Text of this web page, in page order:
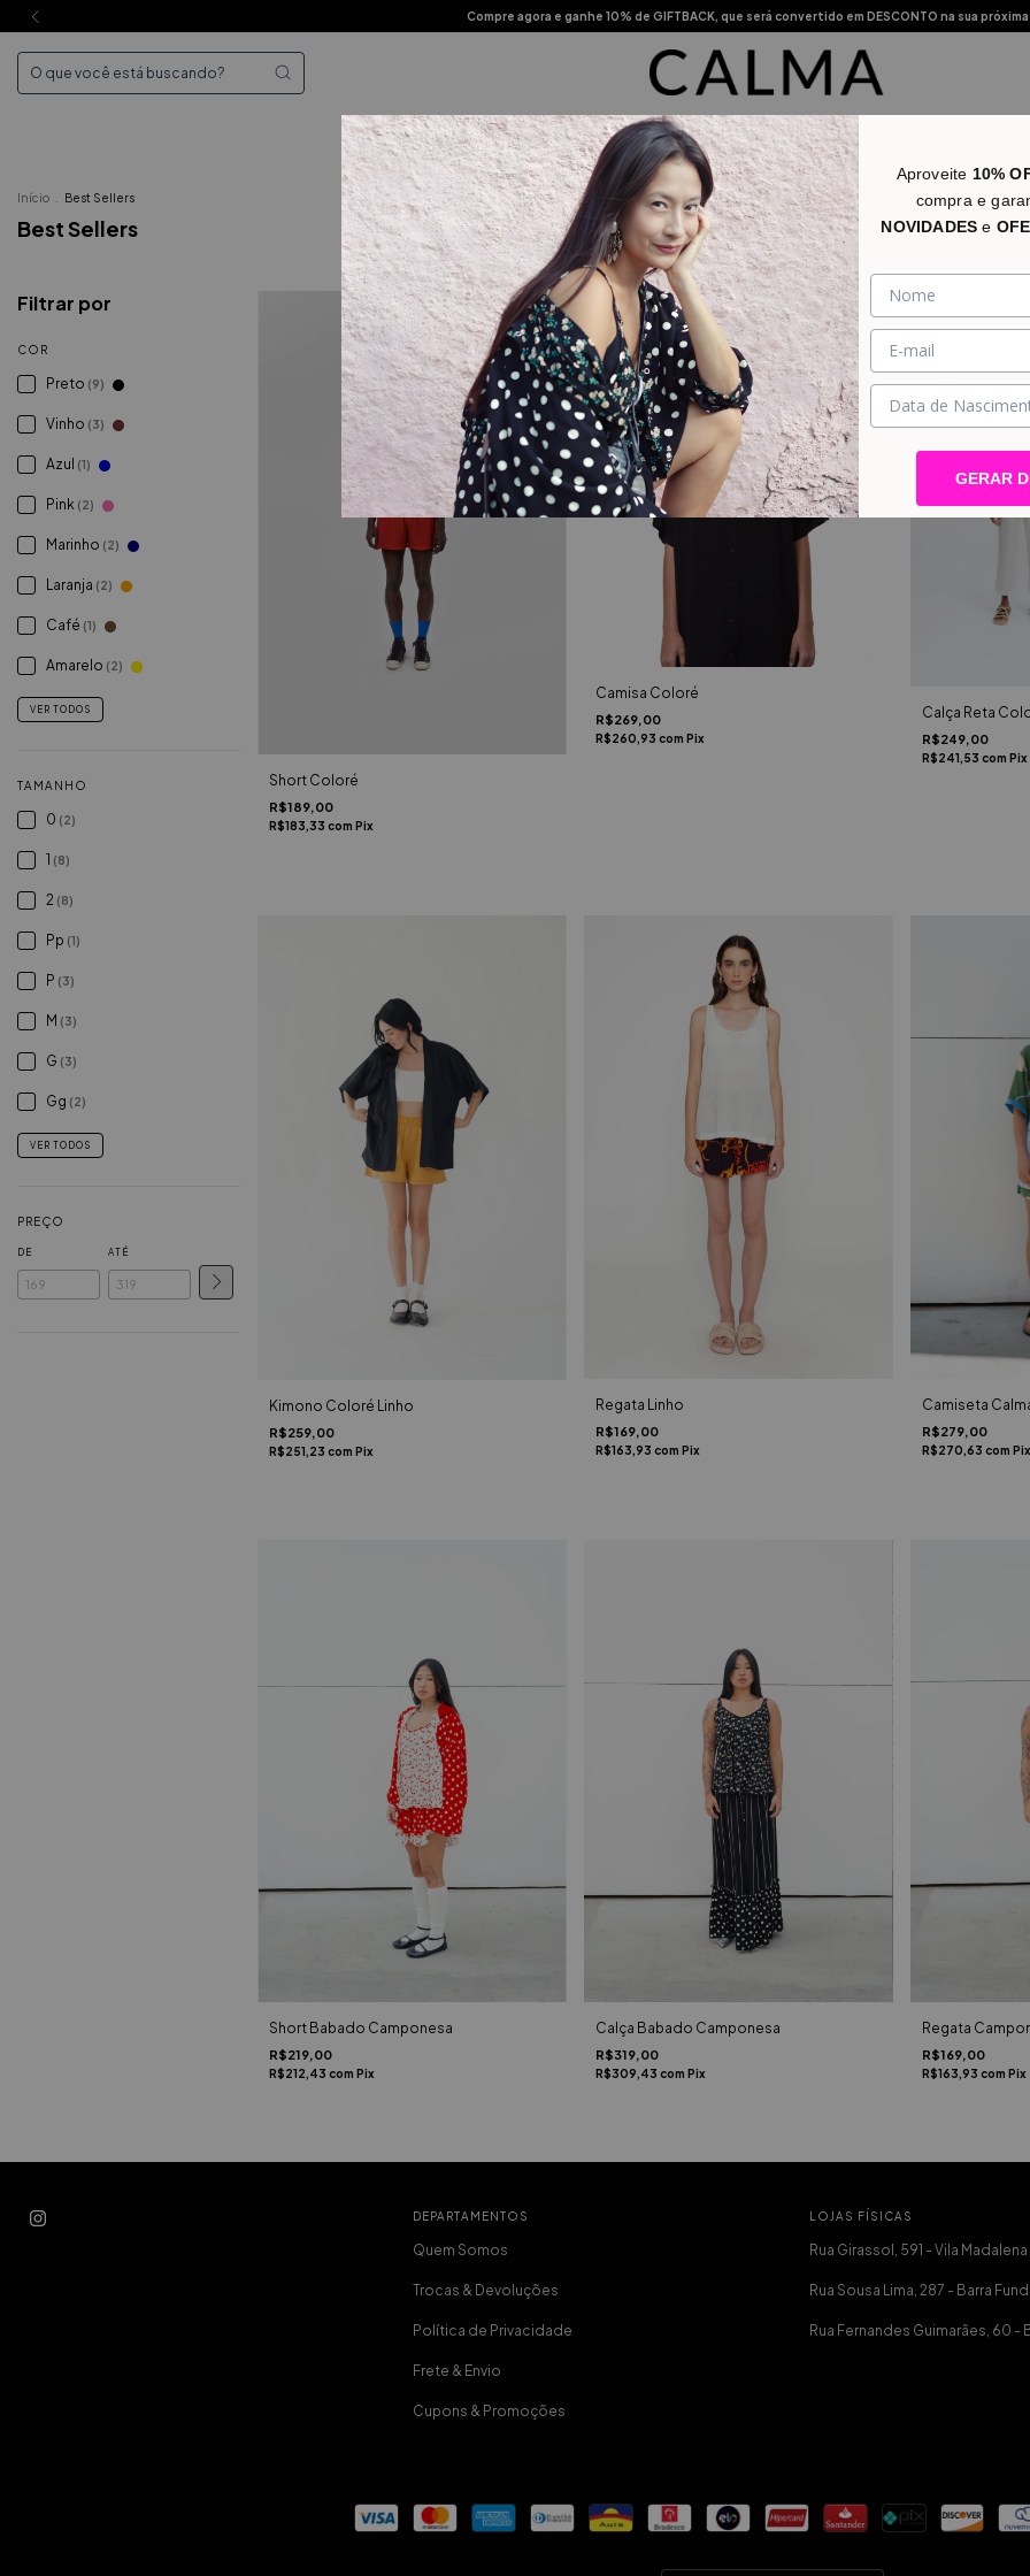
Compre agora e ganhe 10% de GIFTBACK, que será convertido em DESCONTO na sua
Mais Vendidos Novidades Categorias
Início Best Sellers
Best Sellers
Filtrar por
COR
Preto (9)
Vinho (3)
Azul (1)
Pink (2)
Marinho (2)
Laranja (2)
Café (1)
Amarelo (2)
VER TODOS
TAMANHO
0 (2)
1 (8)
2 (8)
Pp (1)
P (3)
M (3)
G (3)
Gg (2)
VER TODOS
PREÇO
DE ATÉ
Short Coloré
R$189,00
R$183,33 com Pix
Camisa Coloré
R$269,00
R$260,93 com Pix
Calça Reta
R$249,00
R$241,53 com Pix
Kimono Coloré Linho
R$259,00
R$251,23 com Pix
Regata Linho
R$169,00
R$163,93 com Pix
Camiseta
R$279,00
R$270,63 com Pix
Short Babado Camponesa
R$219,00
R$212,43 com Pix
Calça Babado Camponesa
R$319,00
R$309,43 com Pix
Regata
R$169,00
R$163,93 com Pix
DEPARTAMENTOS
Quem Somos
Trocas & Devoluções
Política de Privacidade
Frete & Envio
Cupons & Promoções
LOJAS FÍSICAS
Rua Girassol, 591 - Vila Madalena
Rua Sousa Lima, 287 - Barra
Rua Fernandes Guimarães, 60 -
Aproveite 10%
compra e
NOVIDADESe
GERAR